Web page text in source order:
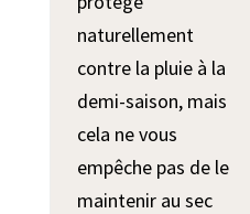
naturellement
contre la pluie à la
demi-saison, mais
cela ne vous
empêche pas de le
maintenir au sec